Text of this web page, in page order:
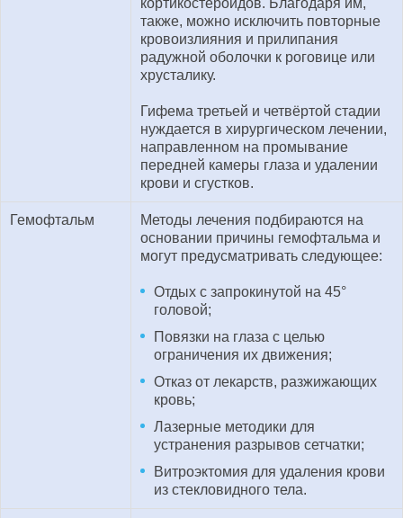
кортикостероидов. Благодаря им,
также, можно исключить повторные
кровоизлияния и прилипания
радужной оболочки к роговице или
хрусталику.
Гифема третьей и четвёртой стадии
нуждается в хирургическом лечении,
направленном на промывание
передней камеры глаза и удалении
крови и сгустков.
Гемофтальм
Методы лечения подбираются на
основании причины гемофтальма и
могут предусматривать следующее:
Отдых с запрокинутой на 45°
головой;
Повязки на глаза с целью
ограничения их движения;
Отказ от лекарств, разжижающих
кровь;
Лазерные методики для
устранения разрывов сетчатки;
Витроэктомия для удаления крови
из стекловидного тела.